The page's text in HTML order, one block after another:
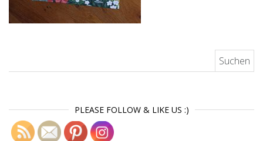
PLEASE FOLLOW & LIKE US :)